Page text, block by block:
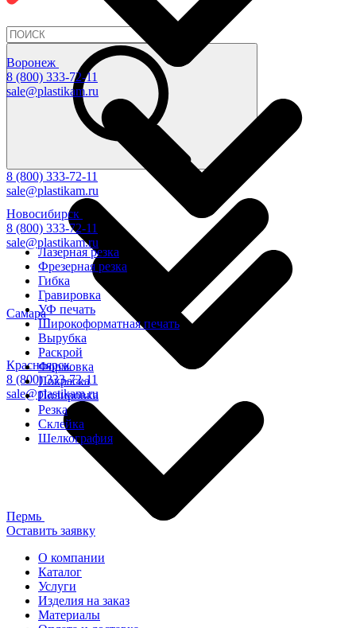
8 (800) 333-72-11
sale@plastikam.ru
Самара
Воронеж
8 (800) 333-72-11
sale@plastikam.ru
Новосибирск
8 (800) 333-72-11
sale@plastikam.ru
Красноярск
8 (800) 333-72-11
sale@plastikam.ru
Пермь
Оставить заявку
О компании
Каталог
Услуги
Изделия на заказ
Материалы
Лазерная резка
Фрезерная резка
Гибка
Гравировка
УФ печать
Широкоформатная печать
Вырубка
Раскрой
Формовка
Покраска
Полировка
Резка
Склейка
Шелкография